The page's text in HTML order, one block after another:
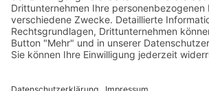
Kontakt
© 2026 JUWELIER STEIGER